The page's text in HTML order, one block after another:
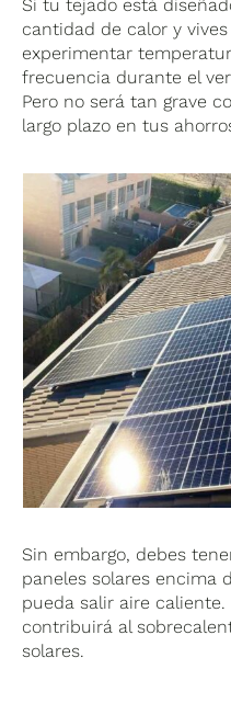
Si tu tejado está
cantidad de calor y
experimentar
frecuencia durante el
Pero no será tan grave
largo plazo en tus
Sin embargo, debes
paneles solares encima
pueda salir aire
contribuirá al
solares.